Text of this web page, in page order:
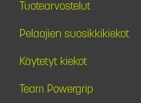
Tuotearvostelut
Pelaajien suosikkikiekot
Käytetyt kiekot
Team Powergrip